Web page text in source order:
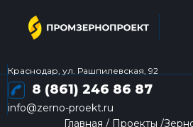
Краснодар, ул. Рашпилевская, 92
8 (861) 246 86 87
info@zerno-proekt.ru
Главная / Проекты /